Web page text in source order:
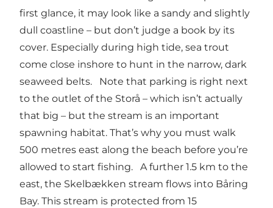
first glance, it may look like a sandy and slightly
dull coastline – but don’t judge a book by its
cover. Especially during high tide, sea trout
come close inshore to hunt in the narrow, dark
seaweed belts. Note that parking is right next
to the outlet of the Storå – which isn’t actually
that big – but the stream is an important
spawning habitat. That’s why you must walk
500 metres east along the beach before you’re
allowed to start fishing. A further 1.5 km to the
east, the Skelbækken stream flows into Båring
Bay. This stream is protected from 15